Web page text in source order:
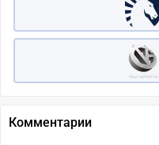
Комментарии